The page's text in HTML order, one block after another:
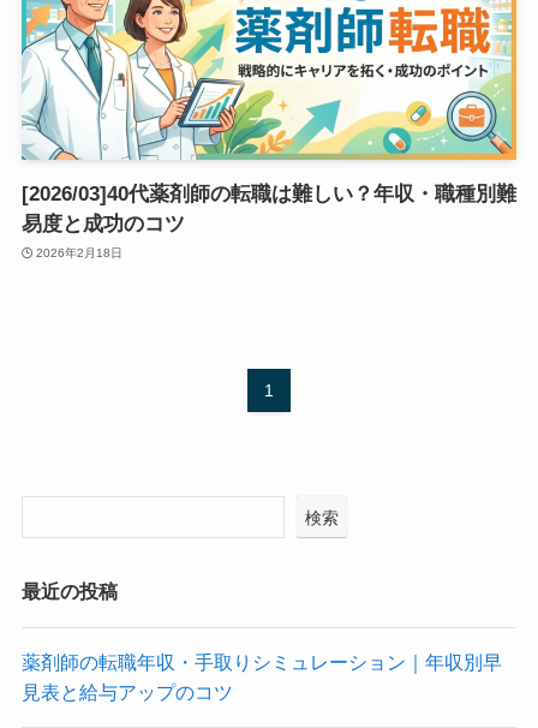
[2026/03]40代薬剤師の転職は難しい？年収・職種別難
易度と成功のコツ
2026年2月18日
1
検索
最近の投稿
薬剤師の転職年収・手取りシミュレーション｜年収別早
見表と給与アップのコツ